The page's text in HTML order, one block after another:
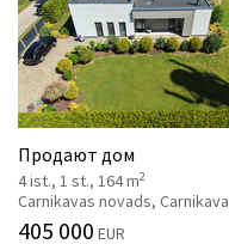
Продают дом
4 ist., 1 st., 164 m2
Carnikavas novads, Carnikava
405 000 EUR